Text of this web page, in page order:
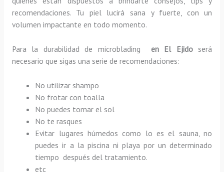
recomendaciones. Tu piel lucirá sana y fuerte, con un
volumen impactante en todo momento.
Para la durabilidad de microblading en El Ejido será
necesario que sigas una serie de recomendaciones:
No utilizar shampo
No frotar con toalla
No puedes tomar el sol
No te rasques
Evitar lugares húmedos como lo es el sauna, no
puedes ir a la piscina ni playa por un determinado
tiempo después del tratamiento.
etc